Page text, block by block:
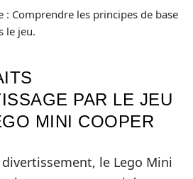
: Comprendre les principes de base
le jeu.
PAR LE JEU
MINI COOPER
le Lego Mini